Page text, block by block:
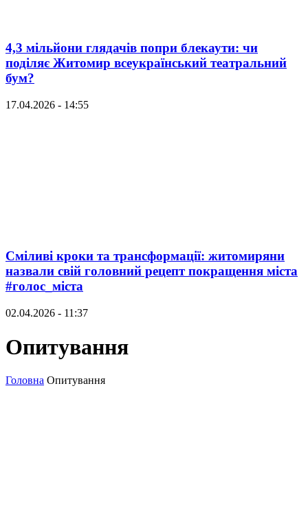
4,3 мільйони глядачів попри блекаути: чи
поділяє Житомир всеукраїнський театральний
бум?
17.04.2026 - 14:55
Сміливі кроки та трансформації: житомиряни
назвали свій головний рецепт покращення міста
#голос_міста
02.04.2026 - 11:37
Опитування
Головна Опитування